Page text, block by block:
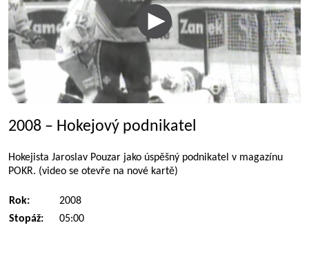
2008 – Hokejový podnikatel
Hokejista Jaroslav Pouzar jako úspěšný podnikatel v magazínu
POKR. (video se otevře na nové kartě)
Rok:
2008
Stopáž:
05:00